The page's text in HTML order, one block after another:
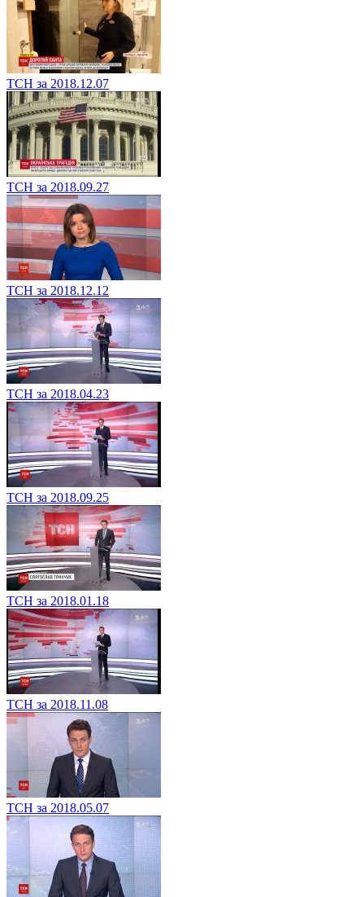
ТСН за 2018.12.07
ТСН за 2018.09.27
ТСН за 2018.12.12
ТСН за 2018.04.23
ТСН за 2018.09.25
ТСН за 2018.01.18
ТСН за 2018.11.08
ТСН за 2018.05.07